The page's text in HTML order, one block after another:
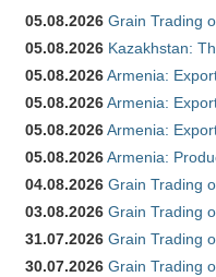
05.08.2026 Grain Trading
05.08.2026 Kazakhstan:
05.08.2026Armenia:
05.08.2026Armenia:
05.08.2026Armenia:
05.08.2026Armenia:
04.08.2026 Grain Trading
03.08.2026 Grain Trading
31.07.2026 Grain Trading
30.07.2026 Grain Trading